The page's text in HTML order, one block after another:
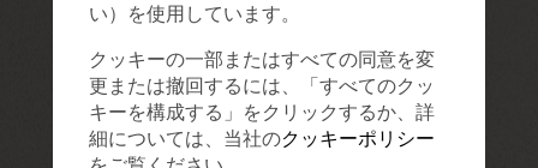
い）を使用しています。
クッキーの一部またはすべての同意を変
更または撤回するには、「すべてのクッ
キーを構成する」をクリックするか、詳
細については、当社のクッキーポリシー